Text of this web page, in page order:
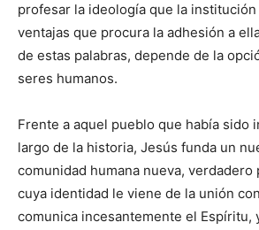
profesar la ideología que la
ventajas que procura la adhesión a
de estas palabras, depende de la
seres humanos.
Frente a aquel pueblo que había sido
largo de la historia, Jesús funda un
comunidad humana nueva, verdadero
cuya identidad le viene de la unión
comunica incesantemente el Espíritu,